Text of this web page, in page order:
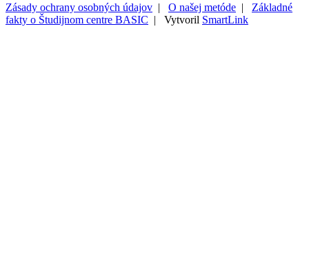
Zásady ochrany osobných údajov | O našej metóde | Základné
fakty o Študijnom centre BASIC | Vytvoril SmartLink